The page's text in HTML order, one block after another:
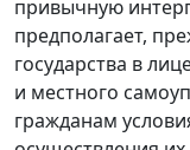
привычную
предполагает,
государства в
и местного
гражданам